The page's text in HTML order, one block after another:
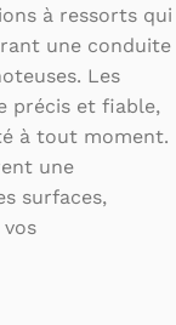
à ressorts qui
une conduite
Les
précis et fiable,
à tout moment.
une
surfaces,